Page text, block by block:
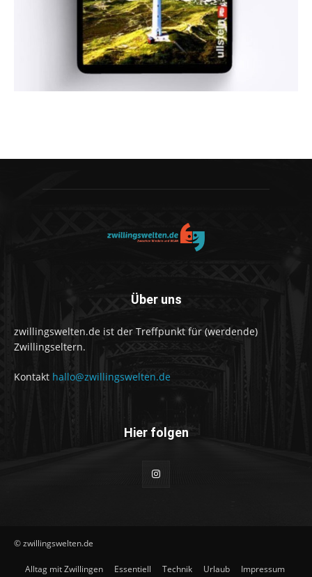
Über uns
zwillingswelten.de ist der Treffpunkt für (werdende)
Zwillingseltern.
Kontakt hallo@zwillingswelten.de
Hier folgen
© zwillingswelten.de
Alltag mit Zwillingen Essentiell Technik Urlaub Impressum